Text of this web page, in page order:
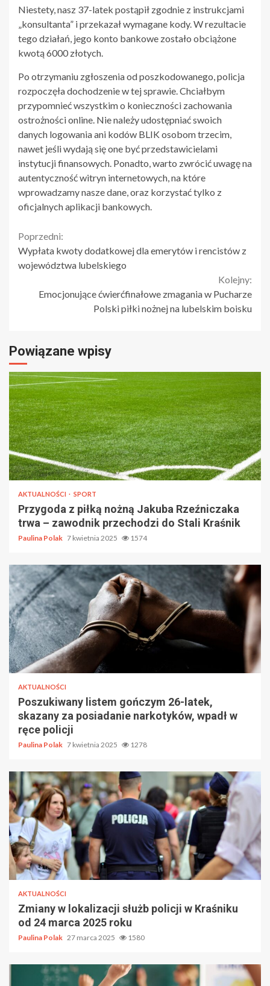
Niestety, nasz 37-latek postąpił zgodnie z instrukcjami
„konsultanta” i przekazał wymagane kody. W rezultacie
tego działań, jego konto bankowe zostało obciążone
kwotą 6000 złotych.
Po otrzymaniu zgłoszenia od poszkodowanego, policja
rozpoczęła dochodzenie w tej sprawie. Chciałbym
przypomnieć wszystkim o konieczności zachowania
ostrożności online. Nie należy udostępniać swoich
danych logowania ani kodów BLIK osobom trzecim,
nawet jeśli wydają się one być przedstawicielami
instytucji finansowych. Ponadto, warto zwrócić uwagę na
autentyczność witryn internetowych, na które
wprowadzamy nasze dane, oraz korzystać tylko z
oficjalnych aplikacji bankowych.
Continue
Reading
Poprzedni:
Wypłata kwoty dodatkowej dla emerytów i rencistów z
województwa lubelskiego
Kolejny:
Emocjonujące ćwierćfinałowe zmagania w Pucharze
Polski piłki nożnej na lubelskim boisku
Powiązane wpisy
AKTUALNOŚCI SPORT
Przygoda z piłką nożną Jakuba Rzeźniczaka
trwa – zawodnik przechodzi do Stali Kraśnik
Paulina Polak 7 kwietnia 2025 1574
AKTUALNOŚCI
Poszukiwany listem gończym 26-latek,
skazany za posiadanie narkotyków, wpadł w
ręce policji
Paulina Polak 7 kwietnia 2025 1278
AKTUALNOŚCI
Zmiany w lokalizacji służb policji w Kraśniku
od 24 marca 2025 roku
Paulina Polak 27 marca 2025 1580